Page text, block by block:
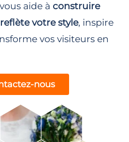
aide à construire
votre style, inspire
vos visiteurs en
nous